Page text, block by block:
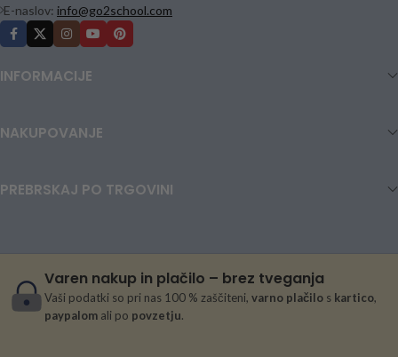
E-naslov: info@go2school.com
INFORMACIJE
NAKUPOVANJE
PREBRSKAJ PO TRGOVINI
Varen nakup in plačilo – brez tveganja
Vaši podatki so pri nas 100 % zaščiteni, varno plačilo s kartico,
paypalom ali po povzetju.